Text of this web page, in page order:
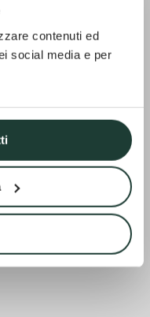
contenuti ed
social media e per